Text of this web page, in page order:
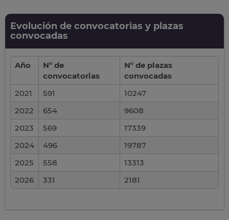
Evolución de convocatorias y plazas
convocadas
Año
Nº de
convocatorias
Nº de plazas
convocadas
2021
591
10247
2022
654
9608
2023
569
17339
2024
496
19787
2025
558
13313
2026
331 2181